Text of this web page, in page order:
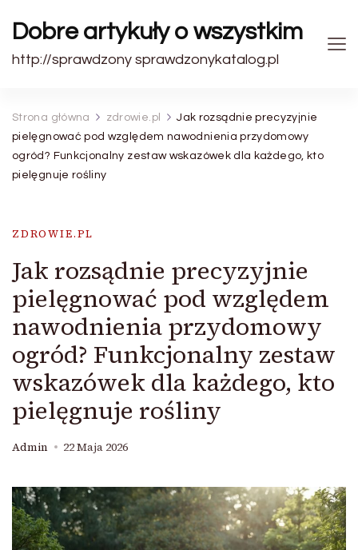
Dobre artykuły o wszystkim
http://sprawdzony sprawdzonykatalog.pl
Strona główna zdrowie.pl
Jak rozsądnie precyzyjnie
pielęgnować pod względem nawodnienia przydomowy
ogród? Funkcjonalny zestaw wskazówek dla każdego, kto
pielęgnuje rośliny
ZDROWIE.PL
Jak rozsądnie precyzyjnie
pielęgnować pod względem
nawodnienia przydomowy
ogród? Funkcjonalny zestaw
wskazówek dla każdego, kto
pielęgnuje rośliny
Admin 22 Maja 2026